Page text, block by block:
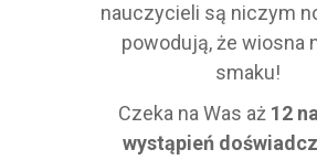
nauczycieli są niczym
powodują, że wiosna
smaku!
Czeka na Was aż 12
wystąpień